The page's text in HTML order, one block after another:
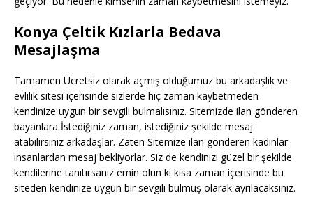
Konya Çeltik Kızlarla Bedava
Mesajlaşma
Tamamen Ücretsiz olarak açmış olduğumuz bu arkadaşlık ve
evlilik sitesi içerisinde sizlerde hiç zaman kaybetmeden
kendinize uygun bir sevgili bulmalısınız. Sitemizde ilan gönderen
bayanlara İstediğiniz zaman, istediğiniz şekilde mesaj
atabilirsiniz arkadaşlar. Zaten Sitemize ilan gönderen kadınlar
insanlardan mesaj bekliyorlar. Siz de kendinizi güzel bir şekilde
kendilerine tanıtırsanız emin olun ki kısa zaman içerisinde bu
siteden kendinize uygun bir sevgili bulmuş olarak ayrılacaksınız.